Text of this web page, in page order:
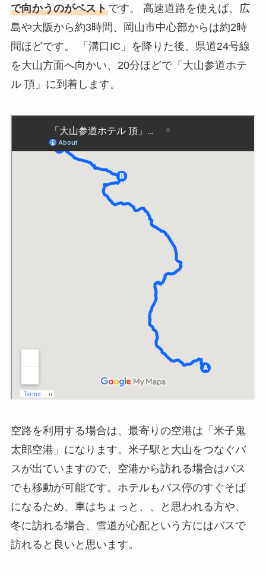
で向かうのがベストです。 高速道路を使えば、広
島や大阪から約3時間、岡山市中心部からは約2時
間ほどです。 「溝口IC」を降りた後、県道24号線
を大山方面へ向かい、20分ほどで「大山参道ホテ
ル 頂」に到着します。
空路を利用する場合は、最寄りの空港は「米子鬼
太郎空港」になります。米子駅と大山をつなぐバ
スが出ていますので、空港から訪れる場合はバス
でも移動が可能です。ホテルもバス停のすぐそば
になるため、車はちょっと、、と思われる方や、
冬に訪れる場合、雪道が心配という方にはバスで
訪れると良いと思います。